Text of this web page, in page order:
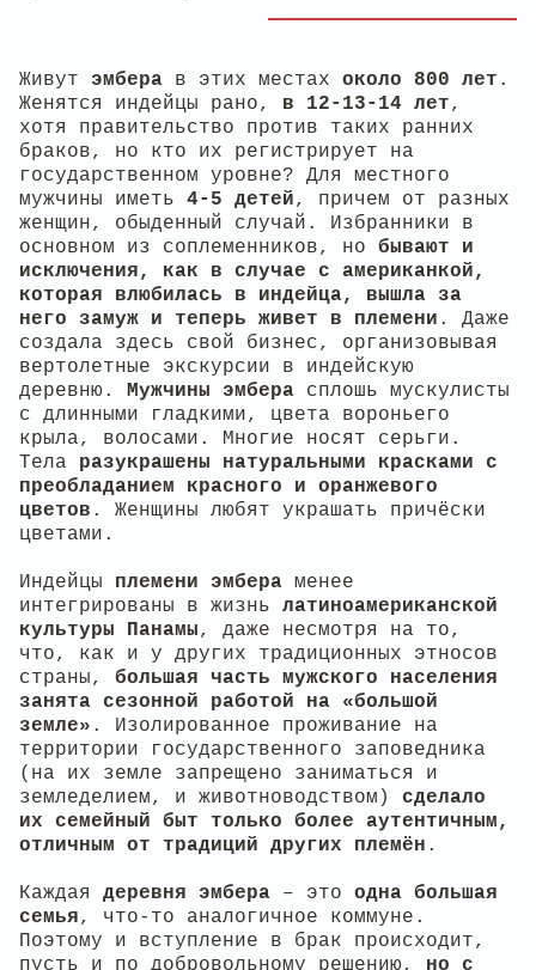
Живут эмбера в этих местах около 800 лет .
Женятся индейцы рано, в 12-13-14 лет,
хотя правительство против таких ранних
браков, но кто их регистрирует на
государственном уровне? Для местного
мужчины иметь 4-5 детей, причем от разных
женщин, обыденный случай. Избранники в
основном из соплеменников, но бывают и
исключения, как в случае с американкой,
которая влюбилась в индейца, вышла за
него замуж и теперь живет в племени . Даже
создала здесь свой бизнес, организовывая
вертолетные экскурсии в индейскую
деревню. Мужчины эмбера сплошь мускулисты
с длинными гладкими, цвета вороньего
крыла, волосами. Многие носят серьги.
Тела разукрашены натуральными красками с
преобладанием красного и оранжевого
цветов . Женщины любят украшать причёски
цветами.
Индейцы племени эмбера менее
интегрированы в жизнь латиноамериканской
культуры Панамы, даже несмотря на то,
что, как и у других традиционных этносов
страны, большая часть мужского населения
занята сезонной работой на «большой
земле» . Изолированное проживание на
территории государственного заповедника
(на их земле запрещено заниматься и
земледелием, и животноводством) сделало
их семейный быт только более аутентичным,
отличным от традиций других племён .
Каждая деревня эмбера – это одна большая
семья, что-то аналогичное коммуне.
Поэтому и вступление в брак происходит,
пусть и по добровольному решению, но с